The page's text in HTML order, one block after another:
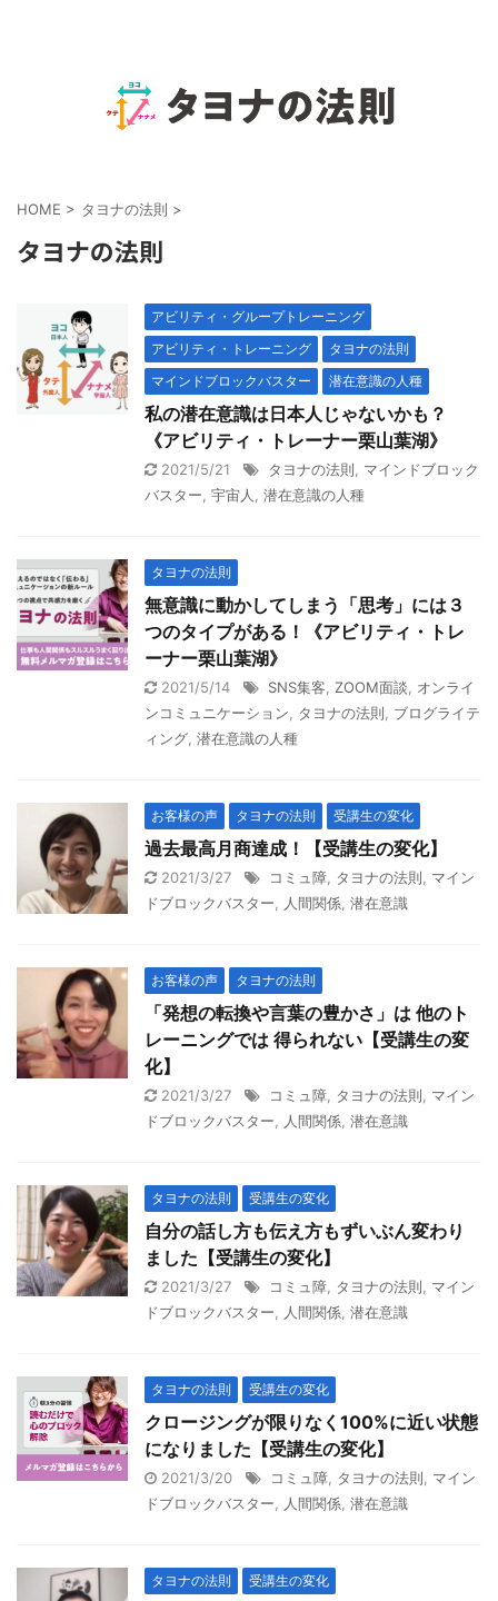
HOME > タヨナの法則 >
タヨナの法則
アビリティ・グループトレーニング
アビリティ・トレーニング
タヨナの法則
マインドブロックバスター
潜在意識の人種
私の潜在意識は日本人じゃないかも？
《アビリティ・トレーナー栗山葉湖》
2021/5/21 タヨナの法則, マインドブロック
バスター, 宇宙人, 潜在意識の人種
タヨナの法則
無意識に動かしてしまう「思考」には３
つのタイプがある！《アビリティ・トレ
ーナー栗山葉湖》
2021/5/14 SNS集客, ZOOM面談, オンライ
ンコミュニケーション, タヨナの法則, ブログライテ
ィング, 潜在意識の人種
お客様の声 タヨナの法則 受講生の変化
過去最高月商達成！【受講生の変化】
2021/3/27 コミュ障, タヨナの法則, マイン
ドブロックバスター, 人間関係, 潜在意識
お客様の声 タヨナの法則
「発想の転換や言葉の豊かさ」は 他のト
レーニングでは 得られない【受講生の変
化】
2021/3/27 コミュ障, タヨナの法則, マイン
ドブロックバスター, 人間関係, 潜在意識
タヨナの法則 受講生の変化
自分の話し方も伝え方もずいぶん変わり
ました【受講生の変化】
2021/3/27 コミュ障, タヨナの法則, マイン
ドブロックバスター, 人間関係, 潜在意識
タヨナの法則 受講生の変化
クロージングが限りなく100%に近い状態
になりました【受講生の変化】
2021/3/20 コミュ障, タヨナの法則, マイン
ドブロックバスター, 人間関係, 潜在意識
タヨナの法則 受講生の変化